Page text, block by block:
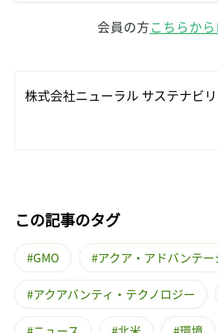
会員の方こちらか
株式会社ニューラル サステナビ
この記事のタグ
GMO アクア・アドバンテー
アクアバンティ・テクノロジー